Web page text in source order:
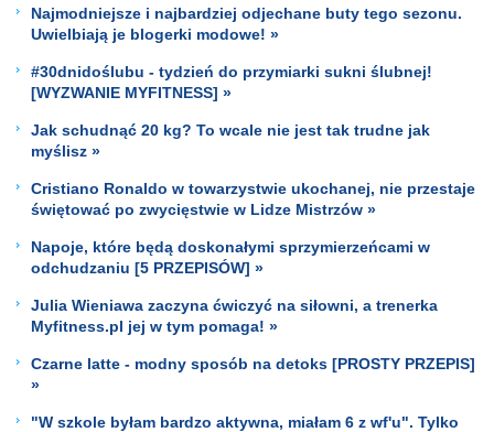
Najmodniejsze i najbardziej odjechane buty tego sezonu.
Uwielbiają je blogerki modowe! »
#30dnidoślubu - tydzień do przymiarki sukni ślubnej!
[WYZWANIE MYFITNESS] »
Jak schudnąć 20 kg? To wcale nie jest tak trudne jak
myślisz »
Cristiano Ronaldo w towarzystwie ukochanej, nie przestaje
świętować po zwycięstwie w Lidze Mistrzów »
Napoje, które będą doskonałymi sprzymierzeńcami w
odchudzaniu [5 PRZEPISÓW] »
Julia Wieniawa zaczyna ćwiczyć na siłowni, a trenerka
Myfitness.pl jej w tym pomaga! »
Czarne latte - modny sposób na detoks [PROSTY PRZEPIS]
»
"W szkole byłam bardzo aktywna, miałam 6 z wf'u". Tylko